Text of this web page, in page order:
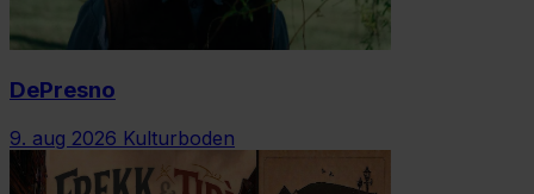
DePresno
9. aug 2026 Kulturboden